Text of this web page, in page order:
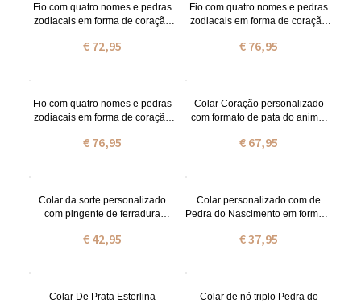
Fio com quatro nomes e pedras
zodiacais em forma de coração
€ 72,95
Fio com quatro nomes e pedras
zodiacais em forma de coração
€ 76,95
Fio com quatro nomes e pedras
zodiacais em forma de coração
€ 76,95
Colar Coração personalizado
com formato de pata do animal
€ 67,95
Colar da sorte personalizado
com pingente de ferradura
€ 42,95
Colar personalizado com de
Pedra do Nascimento em formato
€ 37,95
Colar De Prata Esterlina
Colar de nó triplo Pedra do